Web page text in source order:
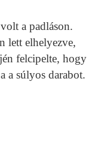
a padláson.
lett elhelyezve,
felcipelte, hogy
a súlyos darabot.